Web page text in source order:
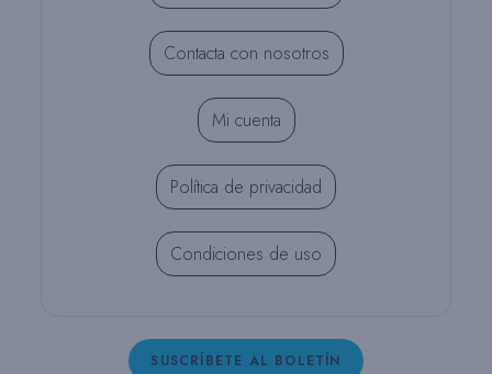
Contacta con nosotros
Mi cuenta
Política de privacidad
Condiciones de uso
SUSCRÍBETE AL BOLETÍN